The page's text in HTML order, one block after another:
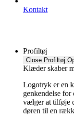
Kontakt
Profiltøj
Close Profiltøj
Klæder skaber
Logotryk er en
genkendelse
vælger at tilføje
døren til en